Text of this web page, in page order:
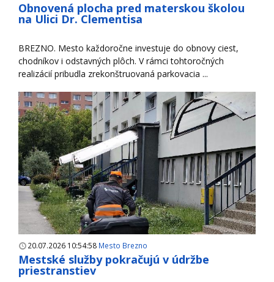
Obnovená plocha pred materskou školou
na Ulici Dr. Clementisa
BREZNO. Mesto každoročne investuje do obnovy ciest,
chodníkov i odstavných plôch. V rámci tohtoročných
realizácií pribudla zrekonštruovaná parkovacia ...
20.07.2026 10:54:58 Mesto Brezno
Mestské služby pokračujú v údržbe
priestranstiev